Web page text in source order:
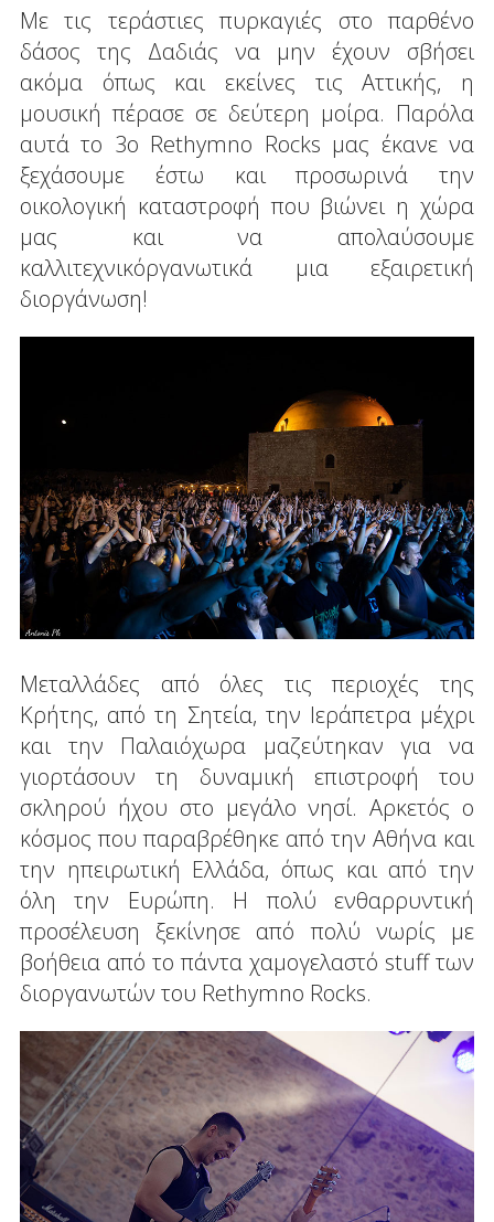
Με τις τεράστιες πυρκαγιές στο παρθένο
δάσος της Δαδιάς να μην έχουν σβήσει
ακόμα όπως και εκείνες τις Αττικής, η
μουσική πέρασε σε δεύτερη μοίρα. Παρόλα
αυτά το 3ο Rethymno Rocks μας έκανε να
ξεχάσουμε έστω και προσωρινά την
οικολογική καταστροφή που βιώνει η χώρα
μας και να απολαύσουμε
καλλιτεχνικόργανωτικά μια εξαιρετική
διοργάνωση!
Μεταλλάδες από όλες τις περιοχές της
Κρήτης, από τη Σητεία, την Ιεράπετρα μέχρι
και την Παλαιόχωρα μαζεύτηκαν για να
γιορτάσουν τη δυναμική επιστροφή του
σκληρού ήχου στο μεγάλο νησί. Αρκετός ο
κόσμος που παραβρέθηκε από την Αθήνα και
την ηπειρωτική Ελλάδα, όπως και από την
όλη την Ευρώπη. Η πολύ ενθαρρυντική
προσέλευση ξεκίνησε από πολύ νωρίς με
βοήθεια από το πάντα χαμογελαστό stuff των
διοργανωτών του Rethymno Rocks.